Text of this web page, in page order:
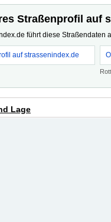
Straßenprofil auf
führt diese Straßendaten
auf strassenindex.de
Lage